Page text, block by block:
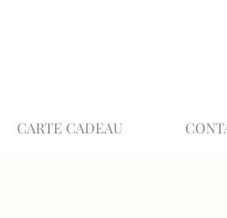
CARTE CADEAU